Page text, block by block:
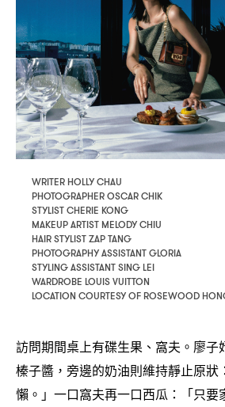
WRITER HOLLY CHAU
PHOTOGRAPHER OSCAR CHIK
STYLIST CHERIE KONG
MAKEUP ARTIST MELODY CHIU
HAIR STYLIST ZAP TANG
PHOTOGRAPHY ASSISTANT GLORIA
STYLING ASSISTANT SING LEI
WARDROBE LOUIS VUITTON
LOCATION COURTESY OF ROSEWOOD
訪問期間桌上有碟生果、窩夫。廖子
榛子醬 ， 旁邊的奶油則維持靜止原狀
懶。」一口窩夫再一口西瓜 ： 「只